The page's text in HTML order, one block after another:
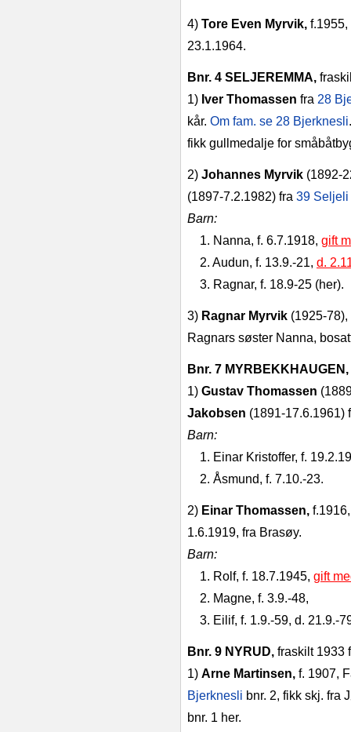
4) Tore Even Myrvik,
23.1.1964.
Bnr. 4 SELJEREMMA,
1) Iver Thomassen fra 28
kår. Om fam. se 28 Bjerknesli
fikk gullmedalje for
2) Johannes Myrvik
(1897-­7.2.1982) fra 39 Seljeli
Barn:
1. Nanna, f. 6.7.1918, gift
2. Audun, f. 13.9.‑21, d.
3. Ragnar, f. 18.9‑25 (her).
3) Ragnar Myrvik (1925‑78),
Rag­nars søster Nanna,
Bnr. 7 MYRBEKKHAUGEN,
1) Gustav Thomassen
Jakobsen (1891‑17.6.1961)
Barn:
1. Einar Kristoffer, f.
2. Åsmund, f. 7.10.‑23.
2) Einar Thomassen,
1.6.1919, fra Brasøy.
Barn:
1. Rolf, f. 18.7.1945, gift
2. Magne, f. 3.9.‑48,
3. Eilif, f. 1.9.‑59, d.
Bnr. 9 NYRUD, fraskilt 1933
1) Arne Martinsen, f. 1907,
Bjerknesli bnr. 2, fikk skj. fra
bnr. 1 her.